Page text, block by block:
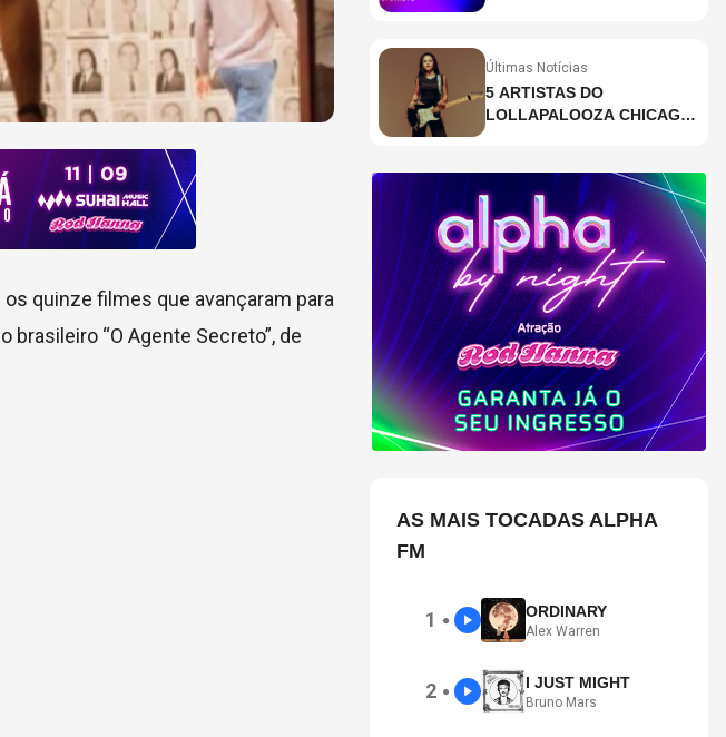
quinze filmes que avançaram para
“O Agente Secreto”, de
PAULO?
Últimas Notícias
5 ARTISTAS DO
LOLLAPALOOZA CHICAGO
AS MAIS TOCADAS ALPHA
FM
1 ● ORDINARY
Alex Warren
2 ● I JUST MIGHT
Bruno Mars